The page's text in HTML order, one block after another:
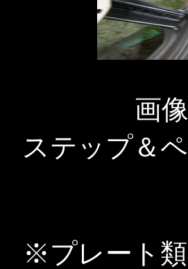
画
ステップ＆
※プレート